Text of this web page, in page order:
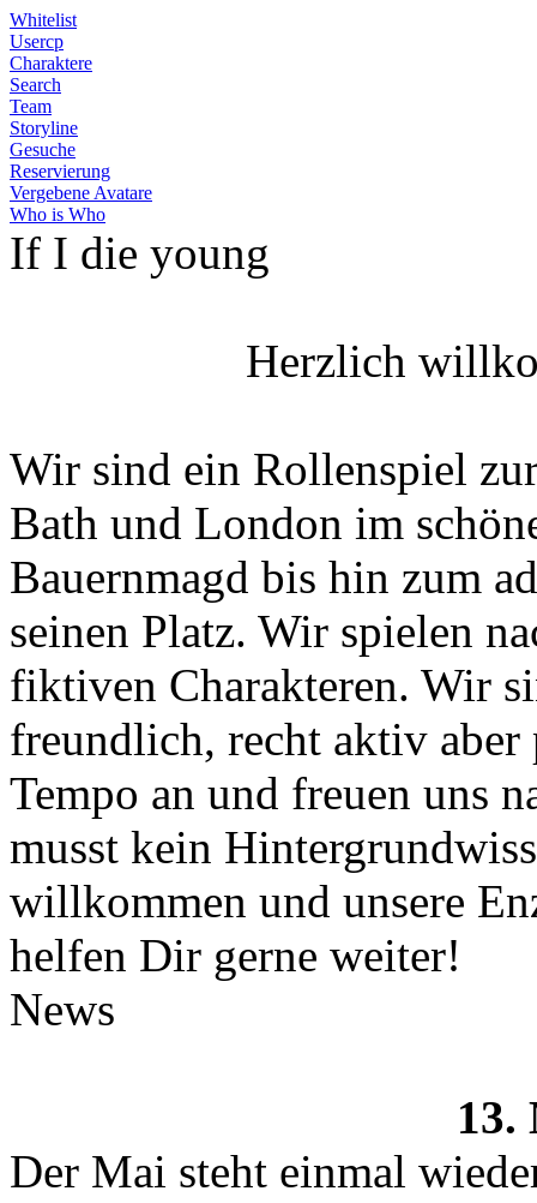
Whitelist
Usercp
Charaktere
Search
Team
Storyline
Gesuche
Reservierung
Vergebene Avatare
Who is Who
If I die young
Herzlich
Wir sind ein Rollenspiel
Bath und London im
Bauernmagd bis hin zum
seinen Platz. Wir spielen
fiktiven Charakteren. Wir
freundlich, recht aktiv aber
Tempo an und freuen uns
musst kein
willkommen und unsere
helfen Dir gerne weiter!
News
13.
Der Mai steht einmal